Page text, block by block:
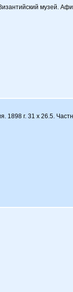
музей.
1898 г. 31 х 26.5.